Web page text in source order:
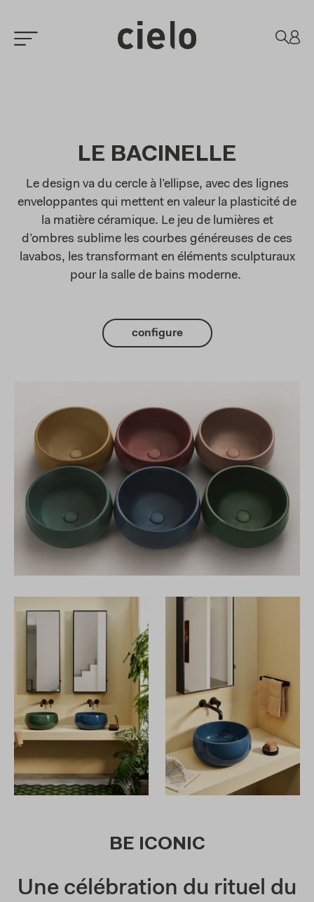
LE BACINELLE
Le design va du cercle à l’ellipse, avec des lignes
enveloppantes qui mettent en valeur la plasticité de
la matière céramique. Le jeu de lumières et
d’ombres sublime les courbes généreuses de ces
lavabos, les transformant en éléments sculpturaux
pour la salle de bains moderne.
configure
BE ICONIC
Une célébration du rituel du